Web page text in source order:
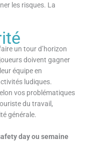
les risques. La
un tour d’horizon
doivent gagner
équipe en
ludiques.
vos problématiques
du travail,
générale.
day ou semaine